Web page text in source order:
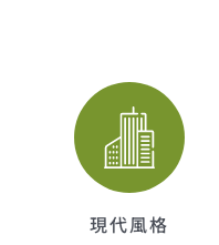
現代風格